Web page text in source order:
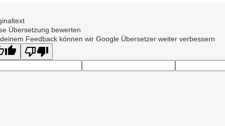
Übersetzung bewerten
Feedback können wir Google Übersetzer weiter verbessern